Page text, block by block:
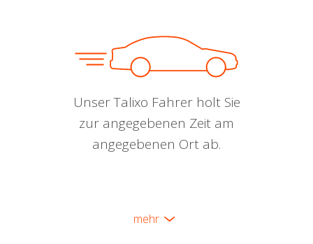
Unser Talixo Fahrer holt Sie
zur angegebenen Zeit am
angegebenen Ort ab.
mehr